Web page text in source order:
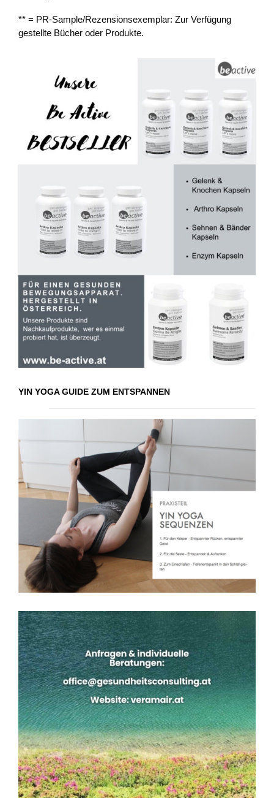
** = PR-Sample/Rezensionsexemplar: Zur Verfügung
gestellte Bücher oder Produkte.
YIN YOGA GUIDE ZUM ENTSPANNEN